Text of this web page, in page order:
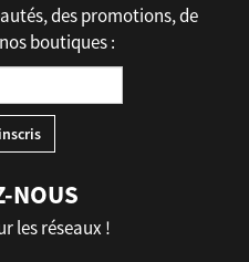
des promotions, de
boutiques :
NOUS
les réseaux !